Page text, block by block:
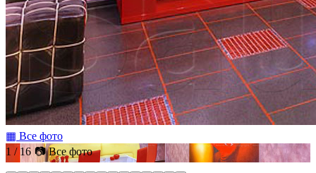
▦ Все фото
1 / 16 📷 Все фото